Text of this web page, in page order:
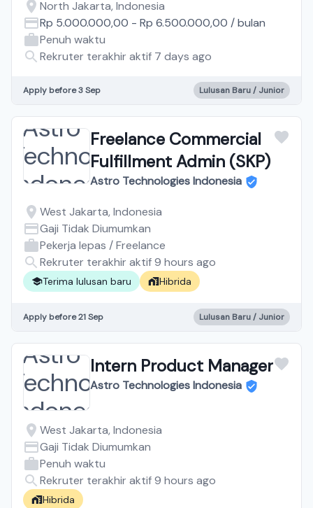
North Jakarta, Indonesia
Rp 5.000.000,00 - Rp 6.500.000,00 /bulan
Penuh waktu
Rekruter terakhir aktif 7 days ago
Apply before 3 Sep Lulusan Baru / Junior
Freelance Commercial
Fulfillment Admin (SKP)
Astro Technologies Indonesia
West Jakarta, Indonesia
Gaji Tidak Diumumkan
Pekerja lepas / Freelance
Rekruter terakhir aktif 9 hours ago
Terima lulusan baru Hibrida
Apply before 21 Sep Lulusan Baru / Junior
Intern Product Manager
Astro Technologies Indonesia
West Jakarta, Indonesia
Gaji Tidak Diumumkan
Penuh waktu
Rekruter terakhir aktif 9 hours ago
Hibrida